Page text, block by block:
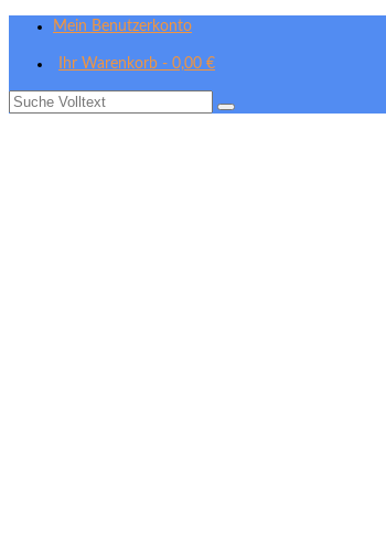
Mein Benutzerkonto
Ihr Warenkorb - 0,00 €
Suche